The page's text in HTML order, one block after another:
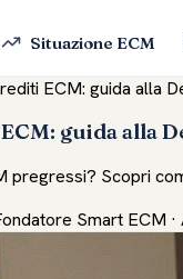
Situazione ECM
ECM: guida alla
guida alla
pregressi? Scopri
Smart ECM